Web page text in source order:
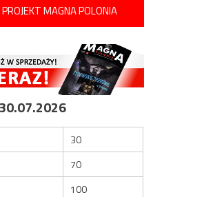
MAGNA POLONIA
30
70
100